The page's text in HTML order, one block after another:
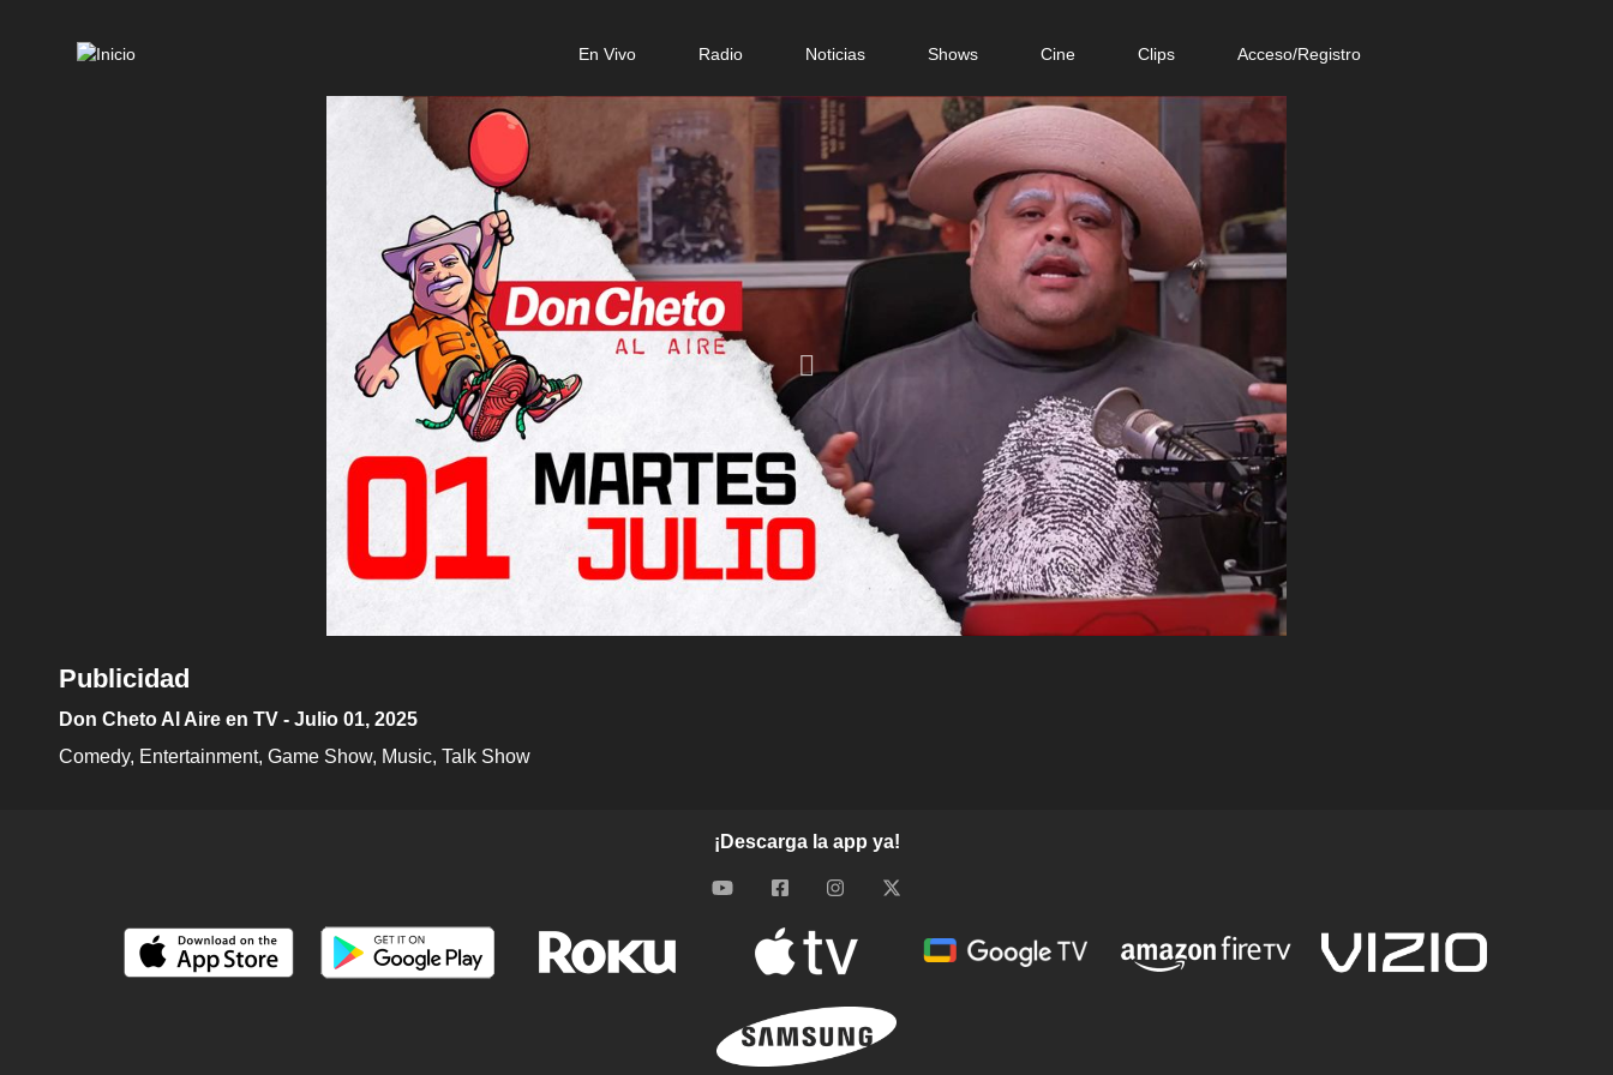
En Vivo Radio Noticias Shows Cine Clips Acceso/Registro
Publicidad
Don Cheto Al Aire en TV - Julio 01, 2025
Comedy
Entertainment Game Show Music Talk Show
¡Descarga la app ya!